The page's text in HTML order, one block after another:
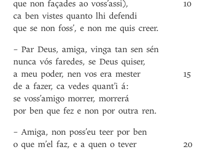
que non façades ao voss’assi),
ca ben vistes quanto lhi defendi
que se non foss’, e non me quis creer.
– Par Deus, amiga, vinga tan sen sén
nunca vós faredes, se Deus quiser,
a meu poder, nen vos era mester
de a fazer, ca vedes quant’i á:
se voss’amigo morrer, morrerá
por ben que fez e non por outra ren.
– Amiga, non poss’eu teer por ben
o que m’el faz, e a quen o tever
10
15
20